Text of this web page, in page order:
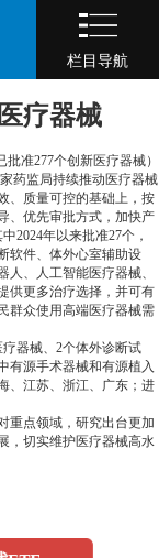
栏目导航
疗器械
批准277个创新医疗器械）
药监局持续推动医疗器械
、质量可控的基础上，按
、优先审批方式，加快产
2024年以来批准27个，
软件、体外心室辅助设
、人工智能医疗器械、
供更多治疗选择，并可有
群众使用高端医疗器械需
器械、2个体外诊断试
有源手术器械和有源植入
、江苏、浙江、广东；进
重点领域，研究出台更加
，切实维护医疗器械高水